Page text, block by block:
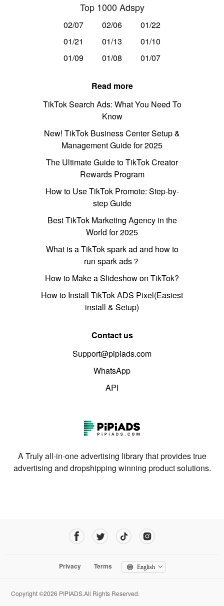
Top 1000 Adspy
02/07 02/06
01/22
01/21
01/13
01/10
01/09
01/08 01/07
Read more
TikTok Search Ads: What You Need To
Know
New! TikTok Business Center Setup &
Management Guide for 2025
The Ultimate Guide to TikTok Creator
Rewards Program
How to Use TikTok Promote: Step-by-
step Guide
Best TikTok Marketing Agency in the
World for 2025
What is a TikTok spark ad and how to
run spark ads？
How to Make a Slideshow on TikTok?
How to Install TikTok ADS Pixel(Easiest
install & Setup)
Contact us
Support@pipiads.com
WhatsApp
API
A Truly all-in-one advertising library that provides true
advertising and dropshipping winning product solutions.
Privacy Terms English
Copyright ©2026 PIPIADS.All Rights Reserved.